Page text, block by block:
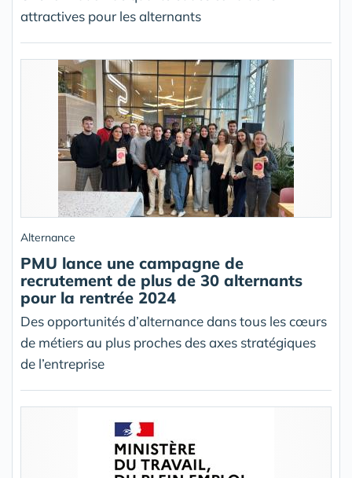
attractives pour les alternants
Alternance
PMU lance une campagne de
recrutement de plus de 30 alternants
pour la rentrée 2024
Des opportunités d’alternance dans tous les cœurs
de métiers au plus proches des axes stratégiques
de l’entreprise